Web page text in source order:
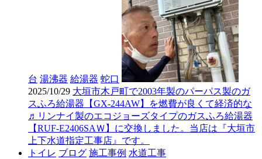
台 湯沸器 給湯器 蛇口
2025/10/29 大垣市木戸町で2003年製のパーパス製のガ
スふろ給湯器【GX-244AW】を燃費が良くて経済的な
♬リンナイ製のエコジョーズタイプのガスふろ給湯器
【RUF-E2406SAＷ】に交換しました。当店は『大垣市
上下水道指定工事店』です。
トイレ ブログ 施工事例 水道工事